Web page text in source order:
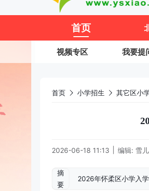
首页
视频专区 我要提
首页 小学招生 其它区小
2026-06-18 11:13 编辑: 雪儿
摘
要
2026年怀柔区小学入